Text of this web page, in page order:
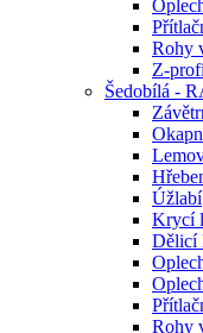
Rohy
Z-
Šedobílá -
Úžlabí
Krycí
Dělicí
Rohy